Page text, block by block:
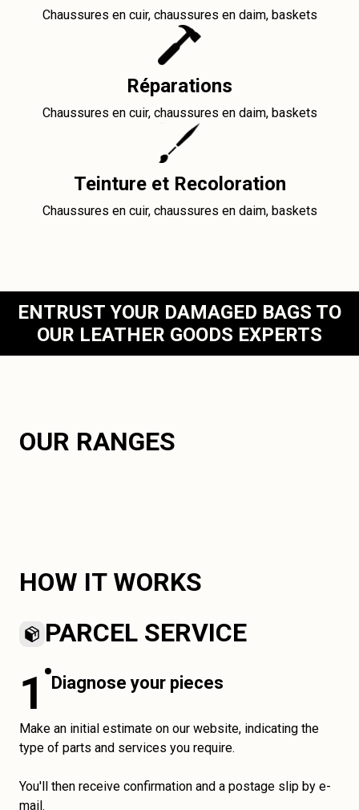
Chaussures en cuir, chaussures en daim, baskets
Réparations
Chaussures en cuir, chaussures en daim, baskets
Teinture et Recoloration
Chaussures en cuir, chaussures en daim, baskets
ENTRUST YOUR DAMAGED BAGS TO
OUR LEATHER GOODS EXPERTS
OUR RANGES
HOW IT WORKS
PARCEL SERVICE
1 Diagnose your pieces
Make an initial estimate on our website, indicating the
type of parts and services you require.
You'll then receive confirmation and a postage slip by e-
mail.